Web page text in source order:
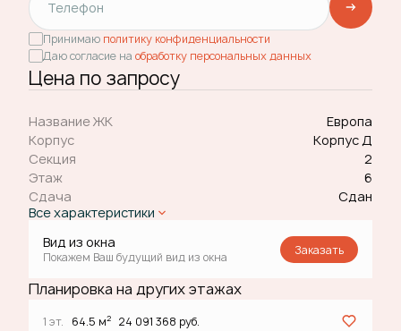
Принимаю политику конфиденциальности
Даю согласие на обработку персональных данных
Цена по запросу
Название ЖК
Европа
Корпус
Корпус Д
Секция
2
Этаж
6
Сдача
Сдан
Все характеристики
Вид из окна
Покажем Ваш будущий вид из окна Заказать
Планировка на других этажах
1 эт. 64.5 м2 24 091 368 руб.